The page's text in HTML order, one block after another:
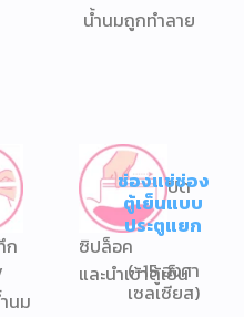
น้ำนมถูกทำลาย
ก
นม
ปิด
ซิปล็อค
และนำเข้าตู้เย็น
ช่องแช่ช่อง
ตู้เย็นแบบ
ประตูแยก
(-15 องศา
เซลเซียส)